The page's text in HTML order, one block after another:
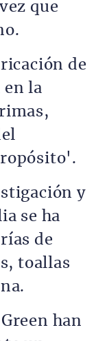
que
de
en la
y
se ha
de
toallas
han